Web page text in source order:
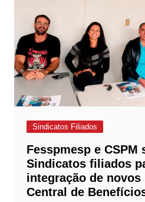
Sindicatos Filiados
Fesspmesp e CSPM
Sindicatos filiados
integração de
Central de